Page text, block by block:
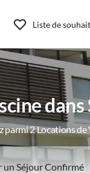
Liste de
parmi 2 Locations de
un Séjour Confirmé